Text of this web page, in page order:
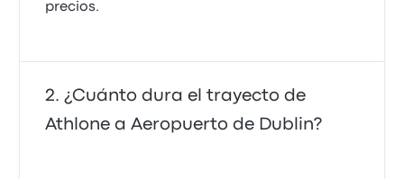
precios.
¿Cuánto dura el trayecto de
Athlone a Aeropuerto de Dublin?